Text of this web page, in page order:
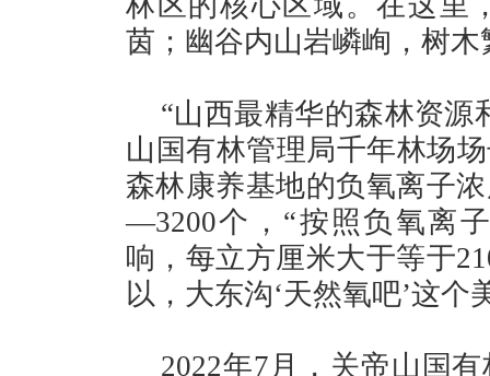
茵；幽谷内山岩嶙峋，树
“山西最精华的森林资源
山国有林管理局千年林场
森林康养基地的负氧离子
—3200个，“按照负氧离
响，每立方厘米大于等于
以，大东沟‘天然氧吧’这个
2022年7月，关帝山国